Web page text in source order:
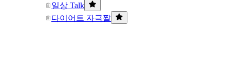
일상 Talk
다이어트 자극짤